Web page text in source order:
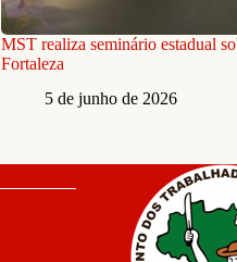
MST realiza seminário estadual
Fortaleza
5 de junho de 2026